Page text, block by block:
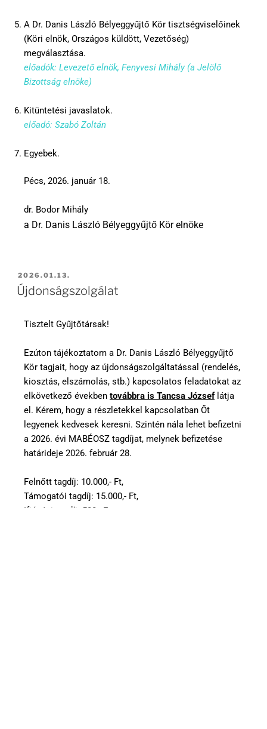
A Dr. Danis László Bélyeggyűjtő Kör tisztségviselőinek
(Köri elnök, Országos küldött, Vezetőség)
megválasztása.
előadók: Levezető elnök, Fenyvesi Mihály (a Jelölő
Bizottság elnöke)
Kitüntetési javaslatok.
előadó: Szabó Zoltán
Egyebek.
Pécs, 2026. január 18.
dr. Bodor Mihály
a Dr. Danis László Bélyeggyűjtő Kör elnöke
2026.01.13.
Újdonságszolgálat
Tisztelt Gyűjtőtársak!
Ezúton tájékoztatom a Dr. Danis László Bélyeggyűjtő
Kör tagjait, hogy az újdonságszolgáltatással (rendelés,
kiosztás, elszámolás, stb.) kapcsolatos feladatokat az
elkövetkező években továbbra is Tancsa Józseflátja
el. Kérem, hogy a részletekkel kapcsolatban Őt
legyenek kedvesek keresni. Szintén nála lehet befizetni
a 2026. évi MABÉOSZ tagdíjat, melynek befizetése
határideje 2026. február 28.
Felnőtt tagdíj: 10.000,- Ft,
Támogatói tagdíj: 15.000,- Ft,
Ifjúsági tagdíj: 500,- Ft.